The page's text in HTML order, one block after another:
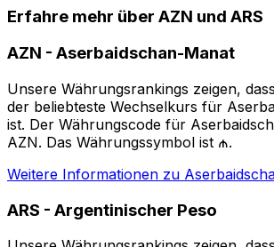
Erfahre mehr über AZN und ARS
AZN - Aserbaidschan-Manat
Unsere Währungsrankings zeigen,
der beliebteste Wechselkurs für
ist. Der Währungscode für
AZN. Das Währungssymbol ist ₼.
Weitere Informationen zu
ARS - Argentinischer Peso